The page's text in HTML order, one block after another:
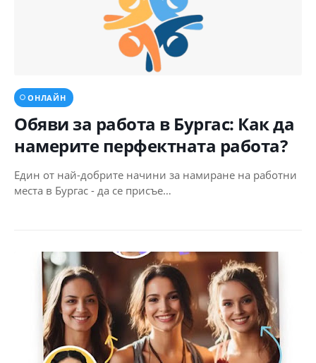
ОНЛАЙН
Обяви за работа в Бургас: Как да
намерите перфектната работа?
Един от най-добрите начини за намиране на работни
места в Бургас - да се присъе…